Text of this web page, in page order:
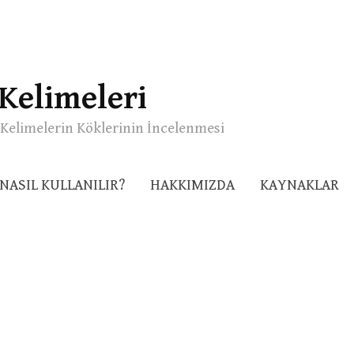
Kelimelerin Köklerinin İncelenmesi
NASIL KULLANILIR? HAKKIMIZDA KAYNAKLAR